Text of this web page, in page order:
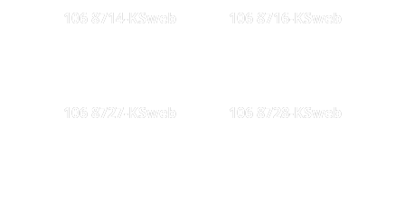
106 8714-KSweb 106 8716-KSweb
106 8727-KSweb 106 8728-KSweb